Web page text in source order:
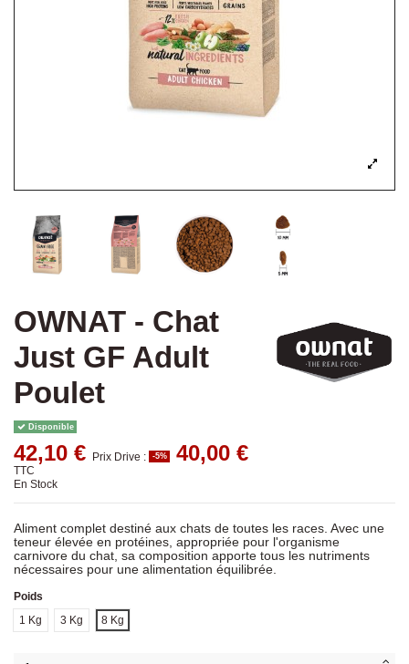
OWNAT - Chat
Just GF Adult
Poulet
Disponible
42,10 € Prix Drive : -5% 40,00 €
TTC
En Stock
Aliment complet destiné aux chats de toutes les races. Avec une
teneur élevée en protéines, appropriée pour l'organisme
carnivore du chat, sa composition apporte tous les nutriments
nécessaires pour une alimentation équilibrée.
Poids
1 Kg
3 Kg 8 Kg